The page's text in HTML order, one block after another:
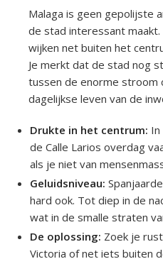
Malaga is geen gepolijste
de stad interessant
wijken net buiten het
Je merkt dat de stad nog
tussen de enorme stroom
dagelijkse leven van de
Drukte in het centrum:
de Calle Larios overdag
als je niet van
Geluidsniveau:
hard ook. Tot diep in de
wat in de smalle straten
De oplossing: Zoek je
Victoria of net iets buiten